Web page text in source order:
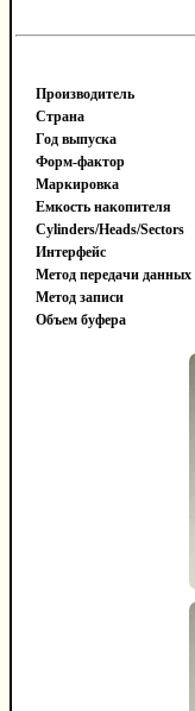
Производитель
Страна
Год выпуска
Форм-фактор
Маркировка
Емкость накопителя
Cylinders/Heads/Sectors
Интерфейс
Метод передачи данных
Метод записи
Объем буфера